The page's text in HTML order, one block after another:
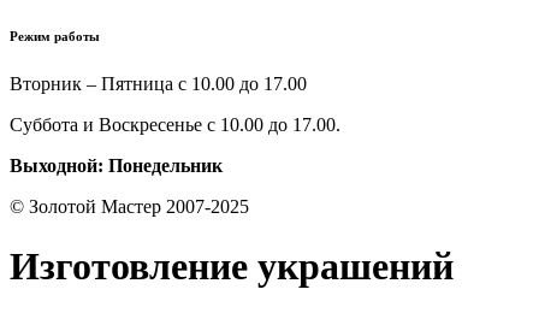
Режим работы
Вторник – Пятница с 10.00 до 17.00
Суббота и Воскресенье с 10.00 до 17.00.
Выходной: Понедельник
© Золотой Мастер 2007-2025
Изготовление украшений